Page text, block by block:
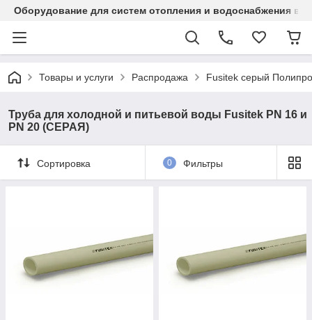
Оборудование для систем отопления и водоснабжения в
Товары и услуги Распродажа Fusitek серый
Труба для холодной и питьевой воды Fusitek PN 16 и
PN 20 (СЕРАЯ)
Сортировка 0 Фильтры